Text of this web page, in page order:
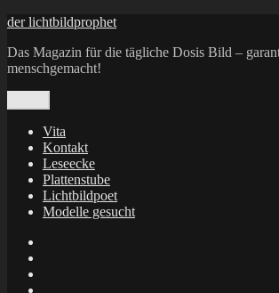
Zum
springen
der lichtbildprophet
Das Magazin für die tägliche Dosis Bild –
menschgemacht!
Vita
Kontakt
Leseecke
Plattenstube
Lichtbildpoet
Modelle gesucht